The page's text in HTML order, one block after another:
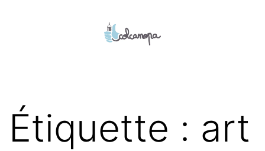
Étiquette : art